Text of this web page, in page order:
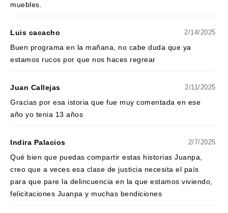
muebles.
Luis cacacho 2/14/2025
Buen programa en la mañana, no cabe duda que ya
estamos rucos por que nos haces regrear
Juan Callejas 2/11/2025
Gracias por esa istoria que fue muy comentada en ese
año yo tenia 13 años
Indira Palacios 2/7/2025
Qué bien que puedas compartir estas historias Juanpa,
creo que a veces esa clase de justicia necesita el país
para que pare la delincuencia en la que estamos viviendo,
felicitaciones Juanpa y muchas bendiciones